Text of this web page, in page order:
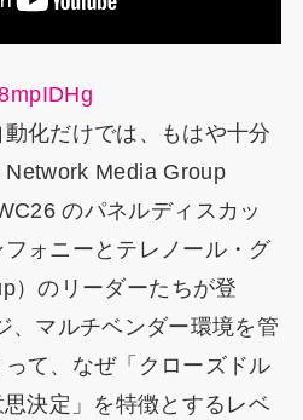
化だけでは、もはや十分
Media Group
のパネルディスカッ
ォニーとテレノール・グ
）のリーダーたちが登
、マルチベンダー環境を管
て、なぜ「クローズドル
決定」を特徴とするレベ